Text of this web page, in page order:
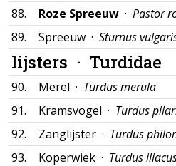
88. Roze Spreeuw · Pastor
89.
Spreeuw · Sturnus
lijsters · Turdidae
90. Merel · Turdus merula
91.
Kramsvogel · Turdus
92.
Zanglijster · Turdus
93.
Koperwiek · Turdus